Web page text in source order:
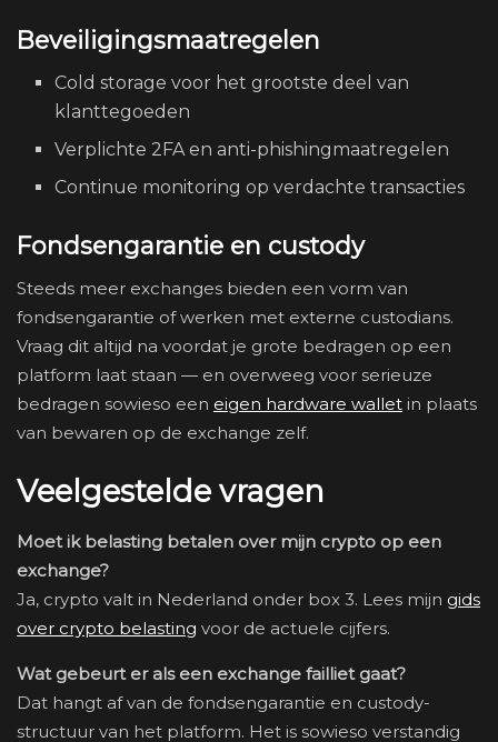
Beveiligingsmaatregelen
Cold storage voor het grootste deel van
klanttegoeden
Verplichte 2FA en anti-phishingmaatregelen
Continue monitoring op verdachte transacties
Fondsengarantie en custody
Steeds meer exchanges bieden een vorm van
fondsengarantie of werken met externe custodians.
Vraag dit altijd na voordat je grote bedragen op een
platform laat staan — en overweeg voor serieuze
bedragen sowieso een eigen hardware wallet in plaats
van bewaren op de exchange zelf.
Veelgestelde vragen
Moet ik belasting betalen over mijn crypto op een
exchange?
Ja, crypto valt in Nederland onder box 3. Lees mijn gids
over crypto belasting voor de actuele cijfers.
Wat gebeurt er als een exchange failliet gaat?
Dat hangt af van de fondsengarantie en custody-
structuur van het platform. Het is sowieso verstandig